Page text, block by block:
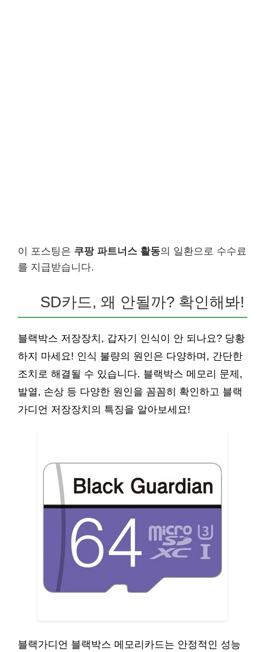
이 포스팅은 쿠팡 파트너스 활동의 일환으로 수수료
를 지급받습니다.
SD카드, 왜 안될까? 확인해봐!
블랙박스 저장장치, 갑자기 인식이 안 되나요? 당황
하지 마세요! 인식 불량의 원인은 다양하며, 간단한
조치로 해결될 수 있습니다. 블랙박스 메모리 문제,
발열, 손상 등 다양한 원인을 꼼꼼히 확인하고 블랙
가디언 저장장치의 특징을 알아보세요!
블랙가디언 블랙박스 메모리카드는 안정적인 성능